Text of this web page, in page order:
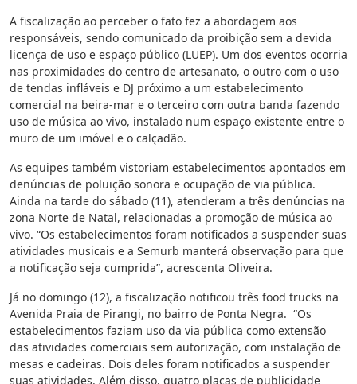
A fiscalização ao perceber o fato fez a abordagem aos
responsáveis, sendo comunicado da proibição sem a devida
licença de uso e espaço público (LUEP). Um dos eventos ocorria
nas proximidades do centro de artesanato, o outro com o uso
de tendas infláveis e DJ próximo a um estabelecimento
comercial na beira-mar e o terceiro com outra banda fazendo
uso de música ao vivo, instalado num espaço existente entre o
muro de um imóvel e o calçadão.
As equipes também vistoriam estabelecimentos apontados em
denúncias de poluição sonora e ocupação de via pública.
Ainda na tarde do sábado (11), atenderam a três denúncias na
zona Norte de Natal, relacionadas a promoção de música ao
vivo. “Os estabelecimentos foram notificados a suspender suas
atividades musicais e a Semurb manterá observação para que
a notificação seja cumprida”, acrescenta Oliveira.
Já no domingo (12), a fiscalização notificou três food trucks na
Avenida Praia de Pirangi, no bairro de Ponta Negra. “Os
estabelecimentos faziam uso da via pública como extensão
das atividades comerciais sem autorização, com instalação de
mesas e cadeiras. Dois deles foram notificados a suspender
suas atividades. Além disso, quatro placas de publicidade